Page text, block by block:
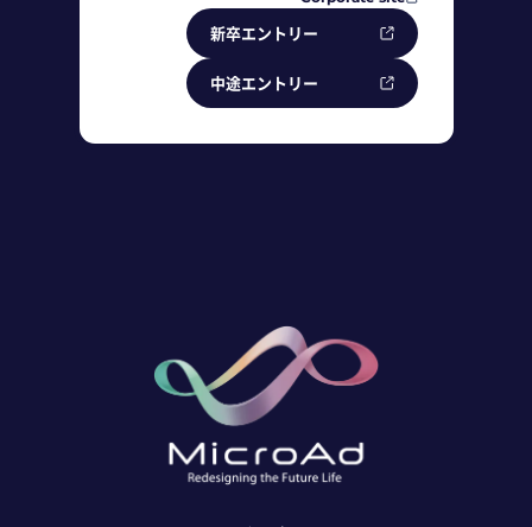
新卒エントリー
中途エントリー